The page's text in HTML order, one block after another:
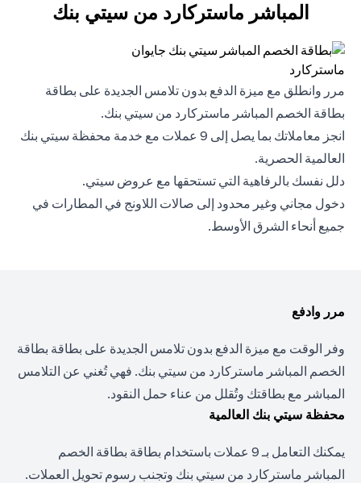
المباشر ماستركارد من سيتي بنك
مرر وانطلق مع ميزة الدفع بدون تلامس الجديدة على بطاقة
بطاقة الخصم المباشر ماستركارد من سيتي بنك.
انجز معاملاتك بما يصل إلى 9 عملات مع خدمة محفظة سيتي بنك
العالمية الحصرية.
دلل نفسك بالرفاهية التي تستحقها مع عروض سيتي.
دخول مجاني وغير محدود إلى صالات اللاونج في المطارات في
جميع أنحاء الشرق الأوسط.
مرر وادفع
وفر الوقت مع ميزة الدفع بدون تلامس الجديدة على بطاقة بطاقة
الخصم المباشر ماستركارد من سيتي بنك. فهي تُغني عن التلامس
المباشر مع بطاقتك وتُقلل من عناء حمل النقود.
محفظة سيتي بنك العالمية
يمكنك التعامل بـ 9 عملات باستخدام بطاقة بطاقة الخصم
المباشر ماستركارد من سيتي بنك وتجنب رسوم تحويل العملات.